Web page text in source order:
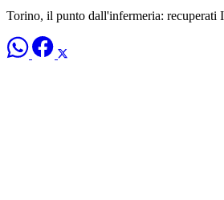
Torino, il punto dall'infermeria: recuperati